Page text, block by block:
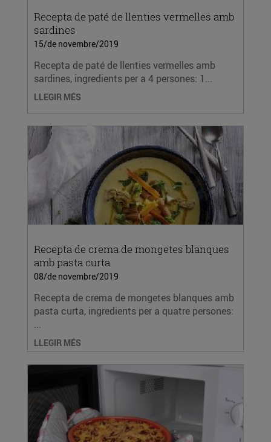
Recepta de paté de llenties vermelles amb
sardines
15/de novembre/2019
Recepta de paté de llenties vermelles amb
sardines, ingredients per a 4 persones: 1...
LLEGIR MÉS
Recepta de crema de mongetes blanques
amb pasta curta
08/de novembre/2019
Recepta de crema de mongetes blanques amb
pasta curta, ingredients per a quatre persones:
...
LLEGIR MÉS